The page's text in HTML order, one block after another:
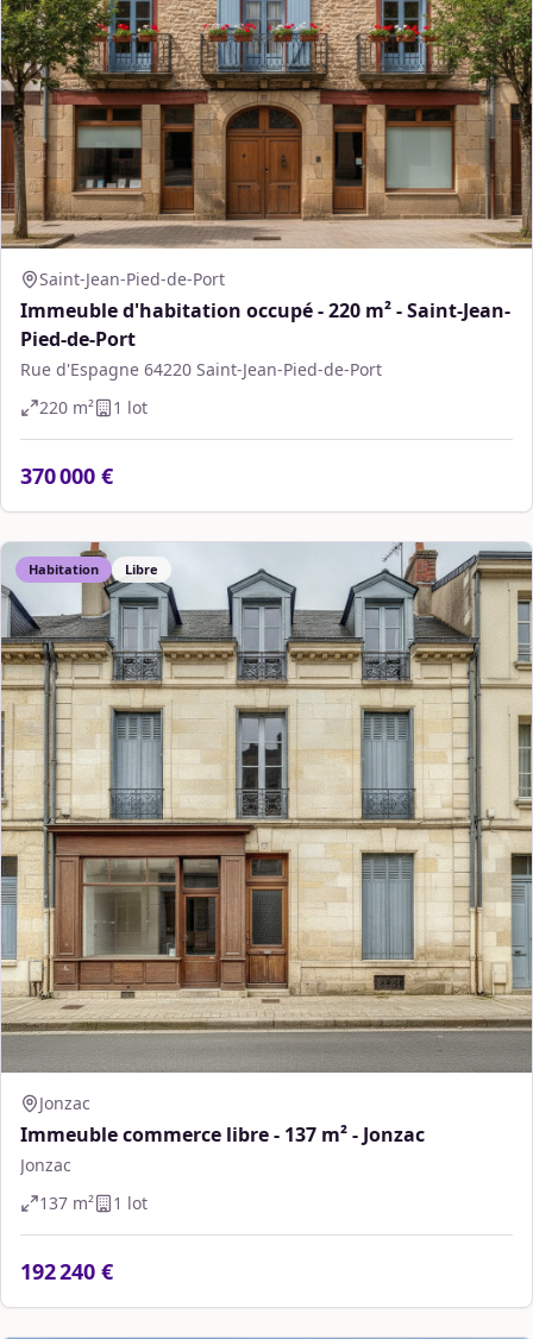
Saint-Jean-Pied-de-Port
Immeuble d'habitation occupé - 220 m² - Saint-Jean-
Pied-de-Port
Rue d'Espagne 64220 Saint-Jean-Pied-de-Port
220 m² 1 lot
370 000 €
Habitation Libre
Jonzac
Immeuble commerce libre - 137 m² - Jonzac
Jonzac
137 m² 1 lot
192 240 €